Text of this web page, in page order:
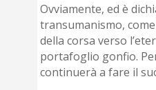
Ovviamente, ed è
transumanismo,
della corsa verso
portafoglio gonfio.
continuerà a fare il